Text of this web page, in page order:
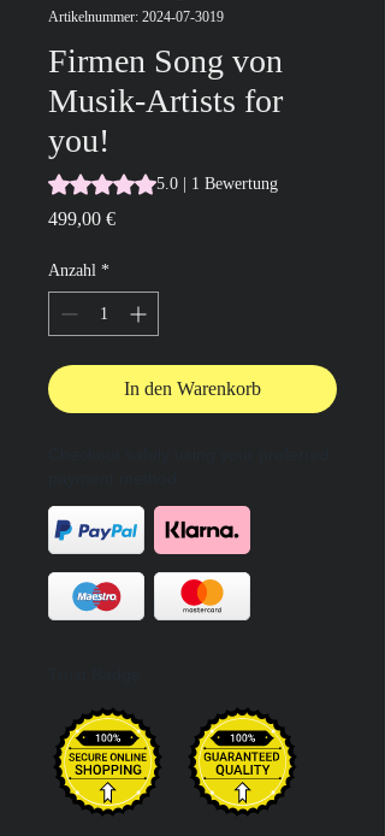
Artikelnummer: 2024-07-3019
Firmen Song von
Musik-Artists for
you!
Das Rating beträgt 5.0 von fünf
5.0 | 1 Bewertung
499,00 €Preis
Anzahl *
In den Warenkorb